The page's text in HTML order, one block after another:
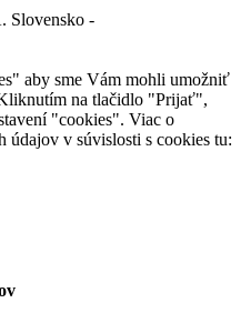
Slovensko -
aby sme Vám mohli umožniť
na tlačidlo "Prijať",
"cookies". Viac o
údajov v súvislosti s cookies tu: